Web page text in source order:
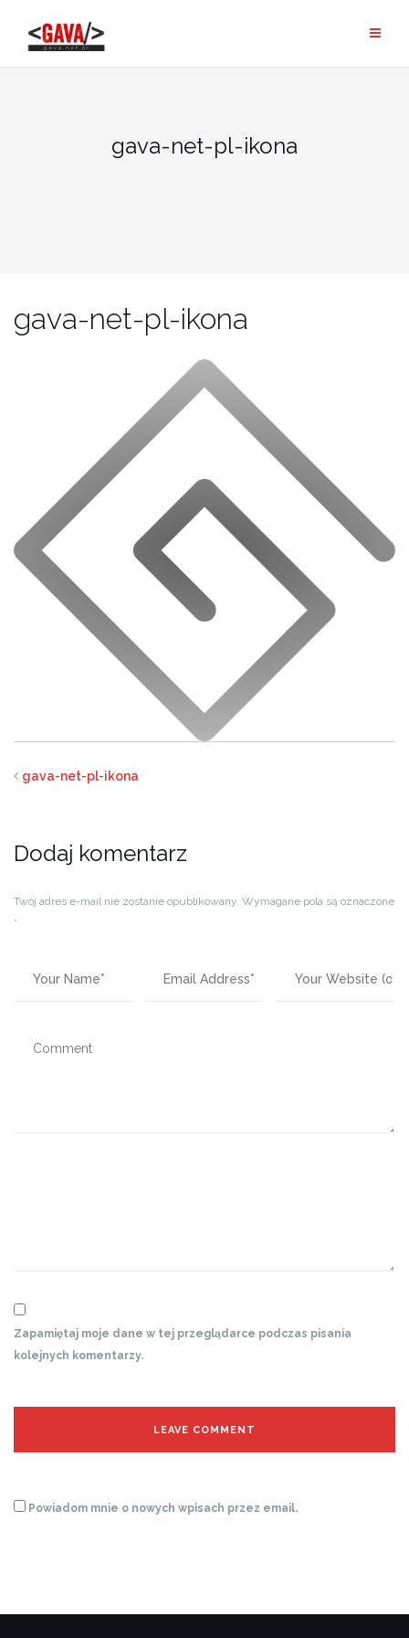
content
gava-net-pl-ikona
gava-net-pl-ikona
gava-net-pl-ikona
Dodaj komentarz
Twój adres e-mail nie zostanie opublikowany. Wymagane pola są oznaczone
*
Zapamiętaj moje dane w tej przeglądarce podczas pisania
kolejnych komentarzy.
Powiadom mnie o nowych wpisach przez email.